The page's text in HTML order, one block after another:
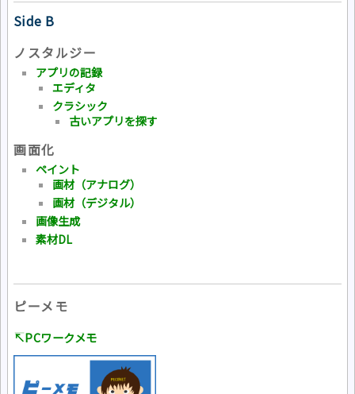
Side B
ノスタルジー
アプリの記録
エディタ
クラシック
古いアプリを探す
画面化
ペイント
画材（アナログ）
画材（デジタル）
画像生成
素材DL
ピーメモ
↸PCワークメモ